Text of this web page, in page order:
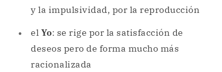
y la impulsividad, por la reproducción
el Yo: se rige por la satisfacción de
deseos pero de forma mucho más
racionalizada